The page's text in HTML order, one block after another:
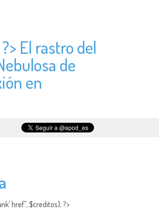
El rastro del
de
en
href", $creditos); ?>